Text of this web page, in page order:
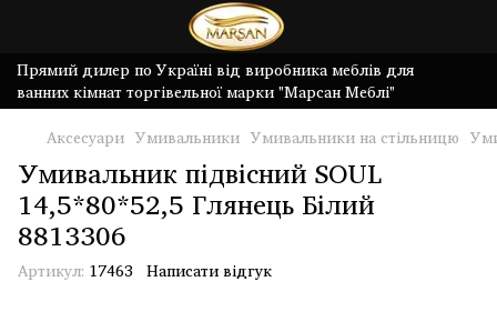
Прямий дилер по Україні від виробника меблів для
ванних кімнат торгівельної марки "Марсан Меблі"
Аксесуари Умивальники Умивальники на стільницю
Умивальник підвісний SOUL
14,5*80*52,5 Глянець Білий
8813306
Артикул: 17463 Написати відгук